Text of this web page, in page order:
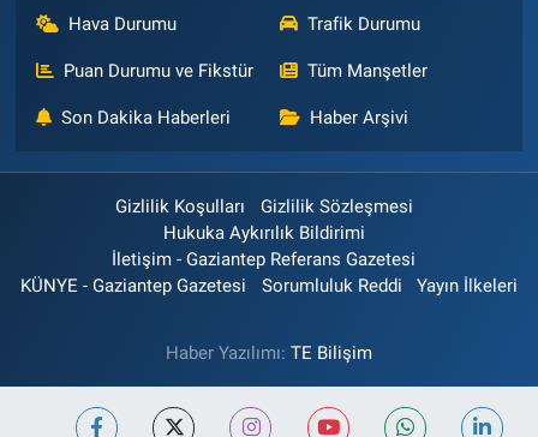
Hava Durumu Trafik Durumu
Puan Durumu ve Fikstür Tüm Manşetler
Son Dakika Haberleri Haber Arşivi
Gizlilik Koşulları
Gizlilik Sözleşmesi
Hukuka Aykırılık Bildirimi
İletişim - Gaziantep Referans Gazetesi
KÜNYE - Gaziantep Gazetesi
Sorumluluk Reddi Yayın İlkeleri
Haber Yazılımı: TE Bilişim